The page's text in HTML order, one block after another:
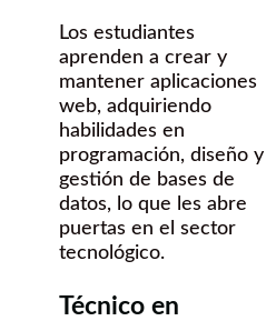
Los estudiantes
aprenden a crear y
mantener aplicaciones
web, adquiriendo
habilidades en
programación, diseño y
gestión de bases de
datos, lo que les abre
puertas en el sector
tecnológico.
Técnico en